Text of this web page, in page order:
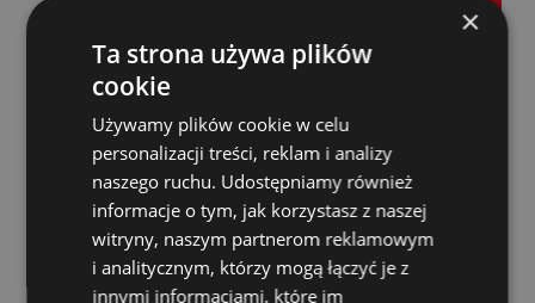
Zildjian Touchscreen Drummer's Gloves Large
Dostępność:
119,00 zł
DO KOSZYKA
NOWOŚĆ
×
Ta strona używa plików
cookie
Używamy plików cookie w celu
personalizacji treści, reklam i analizy
naszego ruchu. Udostępniamy również
informacje o tym, jak korzystasz z naszej
witryny, naszym partnerom reklamowym
i analitycznym, którzy mogą łączyć je z
innymi informacjami, które im